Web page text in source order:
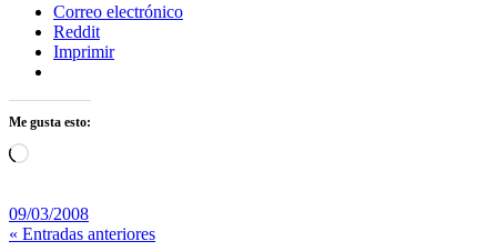
Correo electrónico
Reddit
Imprimir
Me gusta esto:
Cargando...
09/03/2008
« Entradas anteriores